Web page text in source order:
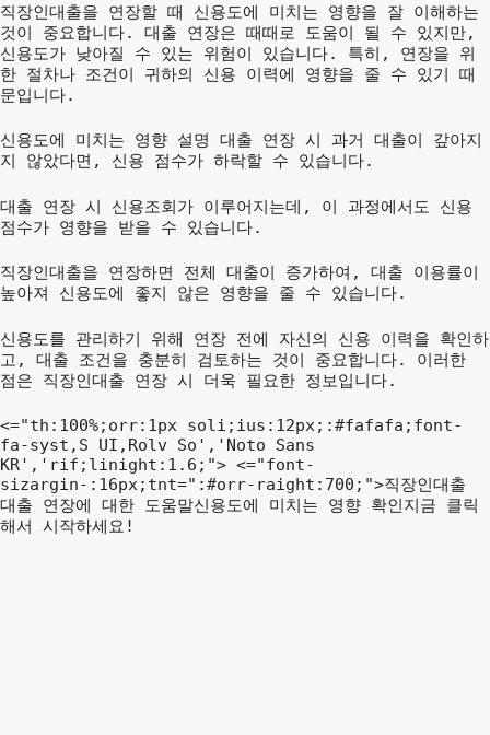
직장인대출을 연장할 때 신용도에 미치는 영향을 잘 이해하는
것이 중요합니다. 대출 연장은 때때로 도움이 될 수 있지만,
신용도가 낮아질 수 있는 위험이 있습니다. 특히, 연장을 위
한 절차나 조건이 귀하의 신용 이력에 영향을 줄 수 있기 때
문입니다.
신용도에 미치는 영향 설명 대출 연장 시 과거 대출이 갚아지
지 않았다면, 신용 점수가 하락할 수 있습니다.
대출 연장 시 신용조회가 이루어지는데, 이 과정에서도 신용
점수가 영향을 받을 수 있습니다.
직장인대출을 연장하면 전체 대출이 증가하여, 대출 이용률이
높아져 신용도에 좋지 않은 영향을 줄 수 있습니다.
신용도를 관리하기 위해 연장 전에 자신의 신용 이력을 확인하
고, 대출 조건을 충분히 검토하는 것이 중요합니다. 이러한
점은 직장인대출 연장 시 더욱 필요한 정보입니다.
<="th:100%;orr:1px soli;ius:12px;:#fafafa;font-
fa-syst,S UI,Rolv So','Noto Sans
KR','rif;linight:1.6;"> <="font-
sizargin-:16px;tnt=":#orr-raight:700;">직장인대출
대출 연장에 대한 도움말신용도에 미치는 영향 확인지금 클릭
해서 시작하세요!